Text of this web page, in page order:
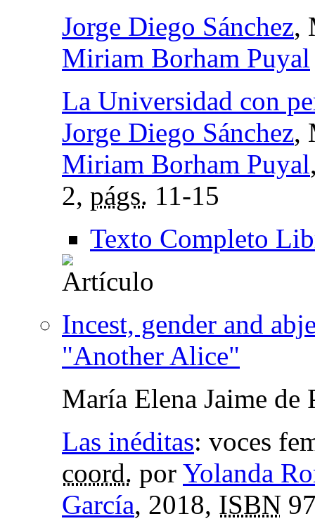
Jorge Diego Sánchez,
Miriam Borham Puyal
La Universidad con
Jorge Diego Sánchez,
Miriam Borham Puyal
2, págs. 11-15
Texto Completo
Incest, gender and
"Another Alice"
María Elena Jaime de
Las inéditas: voces
coord. por Yolanda
García, 2018, ISBN